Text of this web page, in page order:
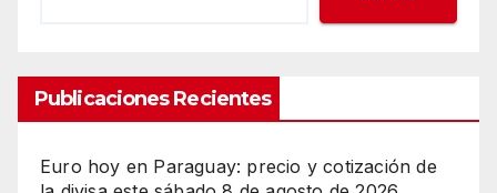
Publicaciones Recientes
Euro hoy en Paraguay: precio y cotización de